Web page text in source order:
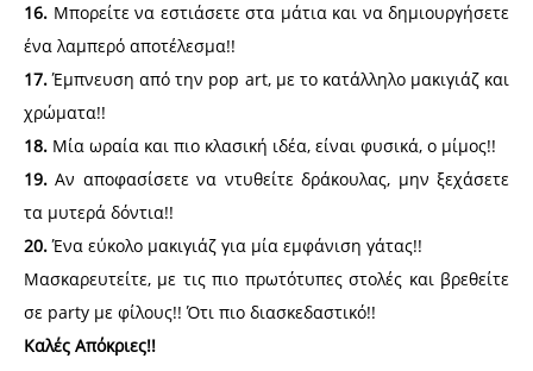
16. Μπορείτε να εστιάσετε στα μάτια και να δημιουργήσετε
ένα λαμπερό αποτέλεσμα!!
17.Έμπνευση από την pop art, με το κατάλληλο μακιγιάζ και
χρώματα!!
18. Μία ωραία και πιο κλασική ιδέα, είναι φυσικά, ο μίμος!!
19. Αν αποφασίσετε να ντυθείτε δράκουλας, μην ξεχάσετε
τα μυτερά δόντια!!
20.Ένα εύκολο μακιγιάζ για μία εμφάνιση γάτας!!
Μασκαρευτείτε, με τις πιο πρωτότυπες στολές και βρεθείτε
σε party με φίλους!! Ότι πιο διασκεδαστικό!!
Καλές Απόκριες!!